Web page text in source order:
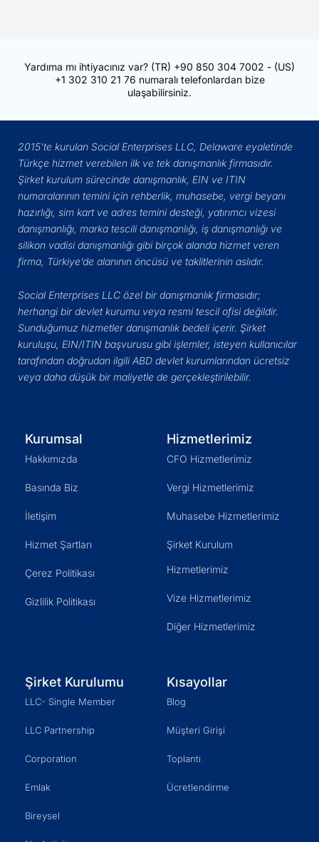
Yardıma mı ihtiyacınız var? (TR) +90 850 304 7002 - (US)
+1 302 310 21 76 numaralı telefonlardan bize
ulaşabilirsiniz.
2015’te kurulan Social Enterprises LLC, Delaware eyaletinde
Türkçe hizmet verebilen ilk ve tek danışmanlık firmasıdır.
Şirket kurulum sürecinde danışmanlık, EIN ve ITIN
numaralarının temini için rehberlik, muhasebe, vergi beyanı
hazırlığı, sim kart ve adres temini desteği, yatırımcı vizesi
danışmanlığı, marka tescili danışmanlığı, iş danışmanlığı ve
silikon vadisi danışmanlığı gibi birçok alanda hizmet veren
firma, Türkiye’de alanının öncüsü ve taklitlerinin aslıdır.
Social Enterprises LLC özel bir danışmanlık firmasıdır;
herhangi bir devlet kurumu veya resmi tescil ofisi değildir.
Sunduğumuz hizmetler danışmanlık bedeli içerir. Şirket
kuruluşu, EIN/ITIN başvurusu gibi işlemler, isteyen kullanıcılar
tarafından doğrudan ilgili ABD devlet kurumlarından ücretsiz
veya daha düşük bir maliyetle de gerçekleştirilebilir.
Kurumsal
Hakkımızda
Basında Biz
İletişim
Hizmet Şartları
Çerez Politikası
Gizlilik Politikası
Hizmetlerimiz
CFO Hizmetlerimiz
Vergi Hizmetlerimiz
Muhasebe Hizmetlerimiz
Şirket Kurulum
Hizmetlerimiz
Vize Hizmetlerimiz
Diğer Hizmetlerimiz
Şirket Kurulumu
LLC- Single Member
LLC Partnership
Corporation
Emlak
Bireysel
Kısayollar
Blog
Müşteri Girişi
Toplantı
Ücretlendirme